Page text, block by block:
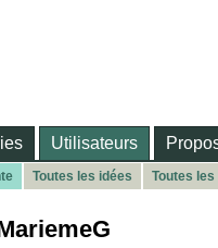
Utilisateurs
Toutes les idées Toutes